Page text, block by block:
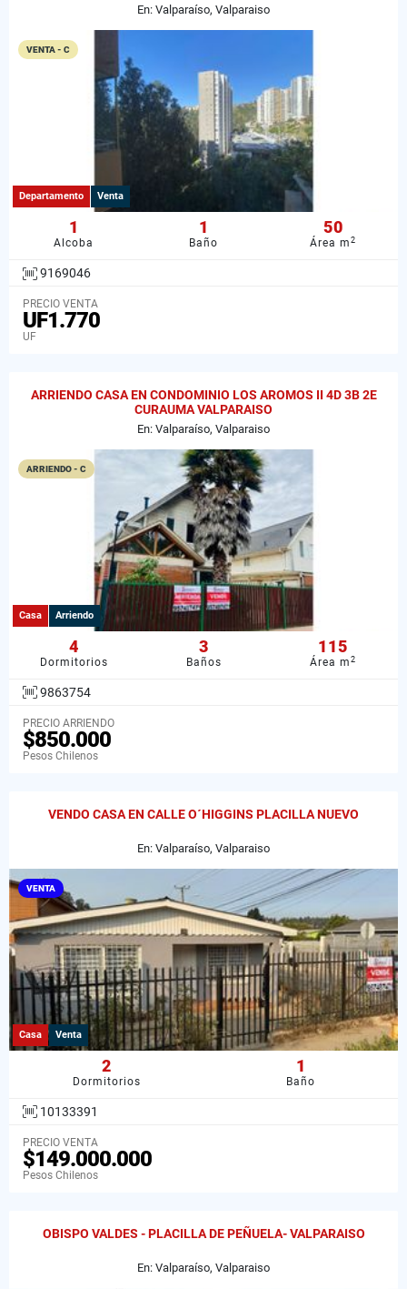
En: Valparaíso, Valparaiso
VENTA - C
Departamento Venta
1
Alcoba
1
Baño
50
Área m2
9169046
PRECIO VENTA
UF1.770
UF
ARRIENDO CASA EN CONDOMINIO LOS AROMOS II 4D 3B 2E
CURAUMA VALPARAISO
En: Valparaíso, Valparaiso
ARRIENDO - C
Casa Arriendo
4
Dormitorios
3
Baños
115
Área m2
9863754
PRECIO ARRIENDO
$850.000
Pesos Chilenos
VENDO CASA EN CALLE O´HIGGINS PLACILLA NUEVO
En: Valparaíso, Valparaiso
VENTA
Casa Venta
2
Dormitorios
1
Baño
10133391
PRECIO VENTA
$149.000.000
Pesos Chilenos
OBISPO VALDES - PLACILLA DE PEÑUELA- VALPARAISO
En: Valparaíso, Valparaiso